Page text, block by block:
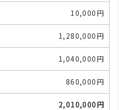
10,000円
1,280,000円
1,040,000円
860,000円
2,010,000円